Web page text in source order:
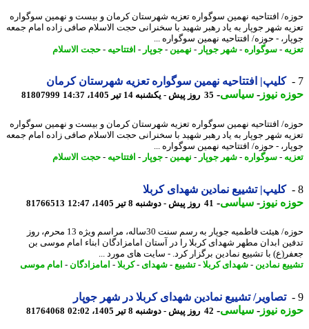
افتتاحیه نهمین سوگواره تعزیه شهرستان کرمان و بیست و نهمین سوگواره
شهر جوپار به یاد رهبر شهید با سخنرانی حجت الاسلام صافی زاده امام جمعه
- حوزه/ افتتاحیه نهمین سوگواره ...
- سوگواره- شهر جوپار-نهمین-جوپار-افتتاحیه-حجت الاسلام
کلیپ| افتتاحیه نهمین سوگواره تعزیه شهرستان کرمان
نیوز-سیاسی-35 روز پیش - یکشنبه 14 تیر 1405، 14:37 81807999
افتتاحیه نهمین سوگواره تعزیه شهرستان کرمان و بیست و نهمین سوگواره
شهر جوپار به یاد رهبر شهید با سخنرانی حجت الاسلام صافی زاده امام جمعه
- حوزه/ افتتاحیه نهمین سوگواره ...
- سوگواره- شهر جوپار-نهمین-جوپار-افتتاحیه-حجت الاسلام
کلیپ| تشییع نمادین شهدای کربلا
نیوز-سیاسی-41 روز پیش - دوشنبه 8 تیر 1405، 12:47 81766513
حوزه/ هیئت فاطمیه جوپار به رسم سنت 30ساله، مراسم ویژه 13 محرم، روز
ابدان مطهر شهدای کربلا را در آستان امامزادگان ابناء امام موسی بن
با تشییع نمادین برگزار کرد. - سایت های مورد ...
نمادین-شهدای کربلا- تشییع-شهدای- کربلا- امامزادگان-امام موسی
تصاویر/ تشییع نمادین شهدای کربلا در شهر جوپار
نیوز-سیاسی-42 روز پیش - دوشنبه 8 تیر 1405، 02:02 81764068